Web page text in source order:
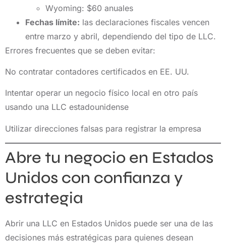
Wyoming: $60 anuales
Fechas límite: las declaraciones fiscales vencen
entre marzo y abril, dependiendo del tipo de LLC.
Errores frecuentes que se deben evitar:
No contratar contadores certificados en EE. UU.
Intentar operar un negocio físico local en otro país
usando una LLC estadounidense
Utilizar direcciones falsas para registrar la empresa
Abre tu negocio en Estados
Unidos con confianza y
estrategia
Abrir una LLC en Estados Unidos puede ser una de las
decisiones más estratégicas para quienes desean